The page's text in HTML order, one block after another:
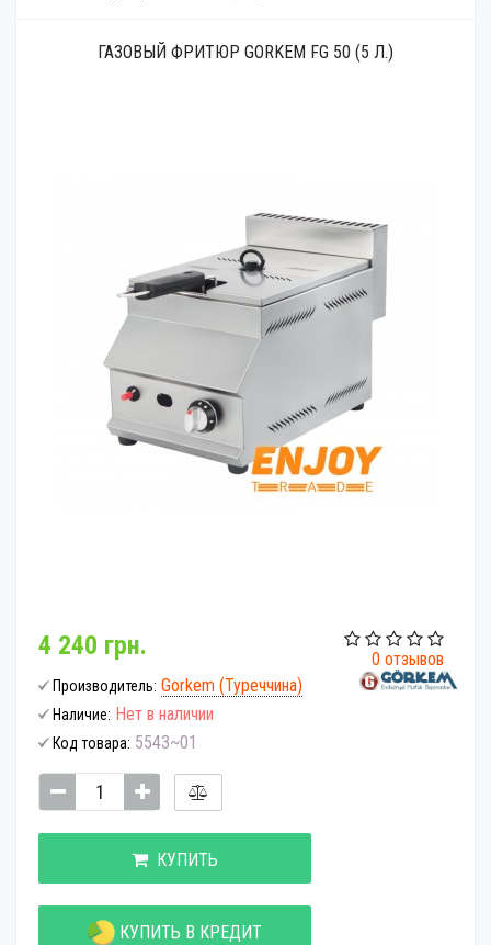
ГАЗОВЫЙ ФРИТЮР GORKEM FG 50 (5 Л.)
0 отзывов
4 240 грн.
Производитель: Gorkem (Туреччина)
Наличие: Нет в наличии
Код товара: 5543~01
КУПИТЬ
КУПИТЬ В КРЕДИТ